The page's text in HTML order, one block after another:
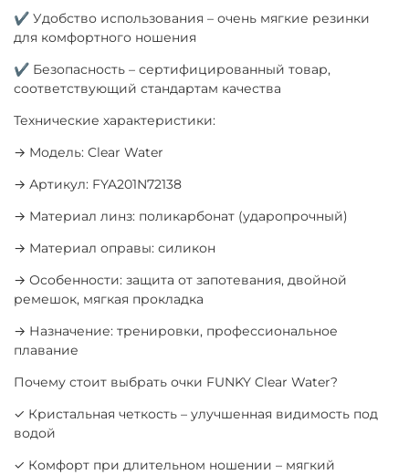
✔ Удобство использования – очень мягкие резинки
для комфортного ношения
✔ Безопасность – сертифицированный товар,
соответствующий стандартам качества
Технические характеристики:
→ Модель: Clear Water
→ Артикул: FYA201N72138
→ Материал линз: поликарбонат (ударопрочный)
→ Материал оправы: силикон
→ Особенности: защита от запотевания, двойной
ремешок, мягкая прокладка
→ Назначение: тренировки, профессиональное
плавание
Почему стоит выбрать очки FUNKY Clear Water?
✓ Кристальная четкость – улучшенная видимость под
водой
✓ Комфорт при длительном ношении – мягкий